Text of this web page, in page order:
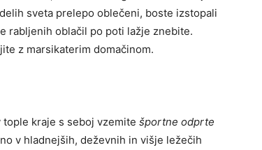
sveta prelepo oblečeni, boste izstopali
rabljenih oblačil po poti lažje znebite.
z marsikaterim domačinom.
tople kraje s seboj vzemite športne odprte
v hladnejših, deževnih in višje ležečih